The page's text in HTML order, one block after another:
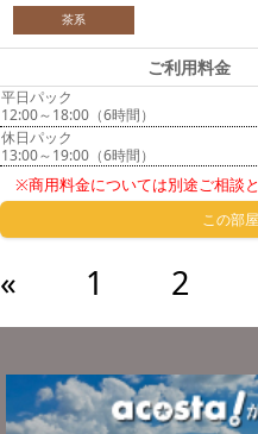
茶系
ご利用料金
平日パック
12:00～18:00（6時間）
休日パック
13:00～19:00（6時間）
※商用料金については別途ご相談と
この部
« 1 2